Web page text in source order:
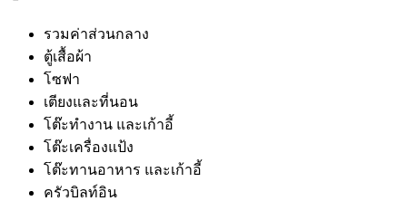
รวมค่าส่วนกลาง
ตู้เสื้อผ้า
โซฟา
เตียงและที่นอน
โต๊ะทำงาน และเก้าอี้
โต๊ะเครื่องแป้ง
โต๊ะทานอาหาร และเก้าอี้
ครัวบิลท์อิน